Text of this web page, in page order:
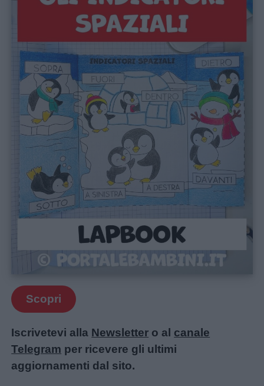
Scopri
Iscrivetevi alla Newsletter o al canale
Telegram per ricevere gli ultimi
aggiornamenti dal sito.